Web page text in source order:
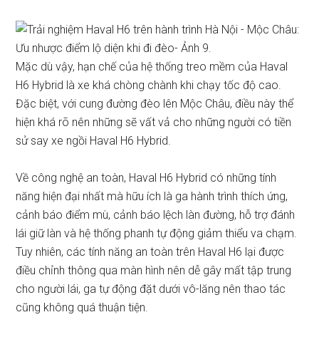
Mặc dù vậy, hạn chế của hệ thống treo mềm của Haval
H6 Hybrid là xe khá chòng chành khi chạy tốc độ cao.
Đặc biệt, với cung đường đèo lên Mộc Châu, điều này thể
hiện khá rõ nên những sẽ vất vả cho những người có tiền
sử say xe ngồi Haval H6 Hybrid.
Về công nghệ an toàn, Haval H6 Hybrid có những tính
năng hiện đại nhất mà hữu ích là ga hành trình thích ứng,
cảnh báo điểm mù, cảnh báo lệch làn đường, hỗ trợ đánh
lái giữ làn và hệ thống phanh tự động giảm thiểu va chạm.
Tuy nhiên, các tính năng an toàn trên Haval H6 lại được
điều chỉnh thông qua màn hình nên dễ gây mất tập trung
cho người lái, ga tự động đặt dưới vô-lăng nên thao tác
cũng không quá thuận tiện.